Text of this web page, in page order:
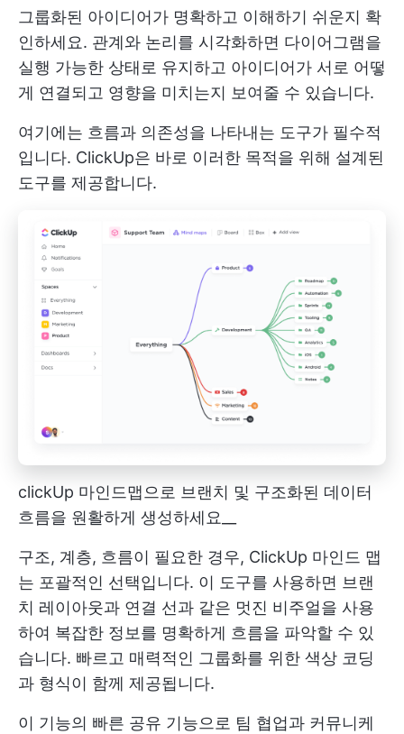
그룹화된 아이디어가 명확하고 이해하기 쉬운지 확
인하세요. 관계와 논리를 시각화하면 다이어그램을
실행 가능한 상태로 유지하고 아이디어가 서로 어떻
게 연결되고 영향을 미치는지 보여줄 수 있습니다.
여기에는 흐름과 의존성을 나타내는 도구가 필수적
입니다. ClickUp은 바로 이러한 목적을 위해 설계된
도구를 제공합니다.
clickUp 마인드맵으로 브랜치 및 구조화된 데이터
흐름을 원활하게 생성하세요__
구조, 계층, 흐름이 필요한 경우, ClickUp 마인드 맵
는 포괄적인 선택입니다. 이 도구를 사용하면 브랜
치 레이아웃과 연결 선과 같은 멋진 비주얼을 사용
하여 복잡한 정보를 명확하게 흐름을 파악할 수 있
습니다. 빠르고 매력적인 그룹화를 위한 색상 코딩
과 형식이 함께 제공됩니다.
이 기능의 빠른 공유 기능으로 팀 협업과 커뮤니케